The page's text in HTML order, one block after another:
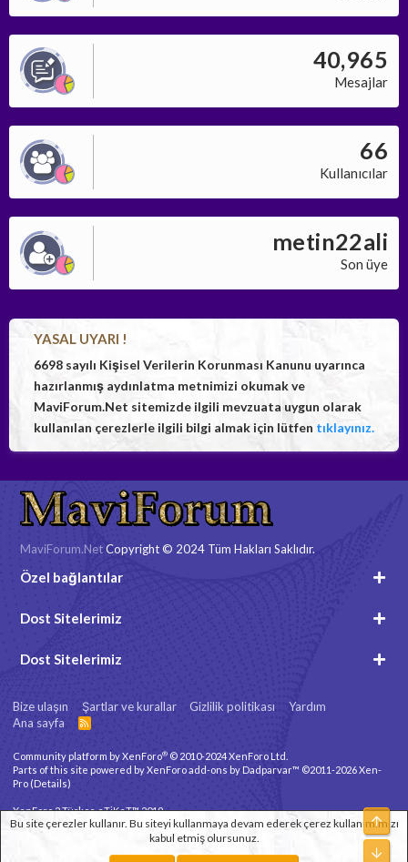
40,965
Mesajlar
66
Kullanıcılar
metin22ali
Son üye
YASAL UYARI !
6698 sayılı Kişisel Verilerin Korunması Kanunu uyarınca
hazırlanmış aydınlatma metnimizi okumak ve
MaviForum.Net sitemizde ilgili mevzuata uygun olarak
kullanılan çerezlerle ilgili bilgi almak için lütfen tıklayınız.
MaviForum.NetCopyright © 2024 Tüm Hakları Saklıdır.
Özel bağlantılar
Dost Sitelerimiz
Dost Sitelerimiz
Bize ulaşın Şartlar ve kurallar Gizlilik politikası
Yardım
Ana sayfa
R
Community platform by XenForo® © 2010-2024 XenForo Ltd.
Parts of this site powered byXenForo add-ons by Dadparvar™ ©2011-2026Xen-
Pro (Details)
XenForo 2 Türkçe eTiKeT™ 2019
© by ©XenTR
Bu site çerezler kullanır. Bu siteyi kullanmaya devam ederek çerez kullanımımızı
kabul etmiş olursunuz.
Üst
Alt